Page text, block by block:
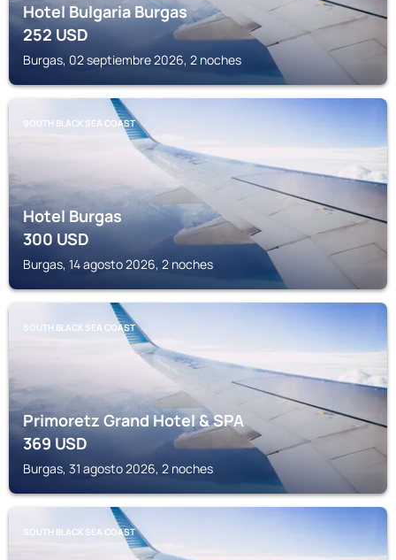
Hotel Bulgaria Burgas
252USD
Burgas, 02 septiembre 2026, 2 noches
SOUTH BLACK SEA COAST
Hotel Burgas
300USD
Burgas, 14 agosto 2026, 2 noches
SOUTH BLACK SEA COAST
Primoretz Grand Hotel & SPA
369USD
Burgas, 31 agosto 2026, 2 noches
SOUTH BLACK SEA COAST